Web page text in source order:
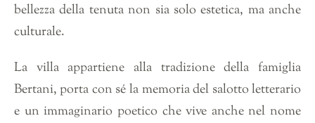
bellezza della tenuta non sia solo estetica, ma anche
culturale.
La villa appartiene alla tradizione della famiglia
Bertani, porta con sé la memoria del salotto letterario
e un immaginario poetico che vive anche nel nome